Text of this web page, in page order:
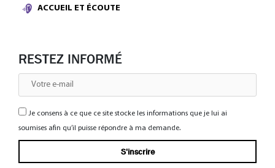
ACCUEIL ET ÉCOUTE
RESTEZ INFORMÉ
Je consens à ce que ce site stocke les informations que je lui ai
soumises afin qu’il puisse répondre à ma demande.